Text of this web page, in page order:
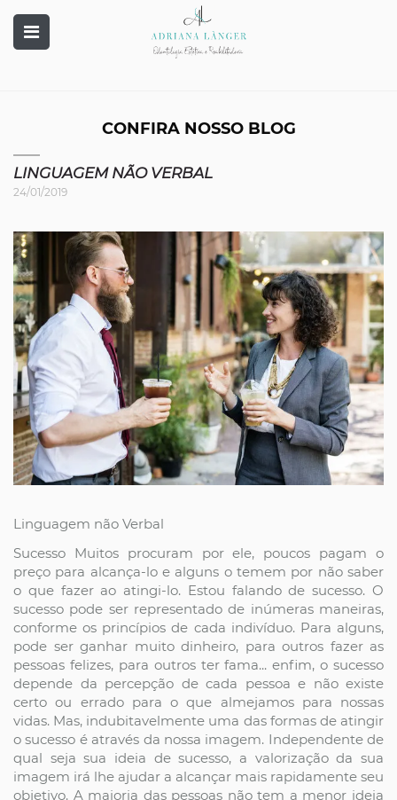
CONFIRA NOSSO BLOG
LINGUAGEM NÃO VERBAL
24/01/2019
Linguagem não Verbal
Sucesso Muitos procuram por ele, poucos pagam o
preço para alcança-lo e alguns o temem por não saber
o que fazer ao atingi-lo. Estou falando de sucesso. O
sucesso pode ser representado de inúmeras maneiras,
conforme os princípios de cada indivíduo. Para alguns,
pode ser ganhar muito dinheiro, para outros fazer as
pessoas felizes, para outros ter fama... enfim, o sucesso
depende da percepção de cada pessoa e não existe
certo ou errado para o que almejamos para nossas
vidas. Mas, indubitavelmente uma das formas de atingir
o sucesso é através da nossa imagem. Independente de
qual seja sua ideia de sucesso, a valorização da sua
imagem irá lhe ajudar a alcançar mais rapidamente seu
objetivo. A maioria das pessoas não tem a menor ideia